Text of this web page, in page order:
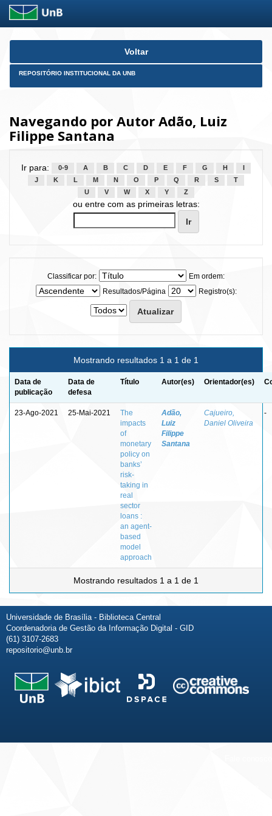
Skip
Voltar
REPOSITÓRIO INSTITUCIONAL DA UNB
Navegando por Autor Adão, Luiz
Filippe Santana
Ir para: 0-9 A B C D E F G H
J
K L M N O P Q R S
T
U
V W X Y Z
ou entre com as primeiras letras:
Classificar por:
Em ordem:
Resultados/Página
Registro(s):
Mostrando resultados 1 a 1 de 1
Data de
publicação
Data de
defesa
Título Autor(es) Orientador(es)
23-Ago-2021 25-Mai-2021
The
impacts
of
monetary
policy on
banks’
risk-
taking in
real
sector
loans :
an agent-
based
model
approach
Adão,
Luiz
Filippe
Santana
Cajueiro,
Daniel Oliveira
-
Mostrando resultados 1 a 1 de 1
Universidade de Brasília - Biblioteca Central
Coordenadoria de Gestão da Informação Digital - GID
(61) 3107-2683
repositorio@unb.br